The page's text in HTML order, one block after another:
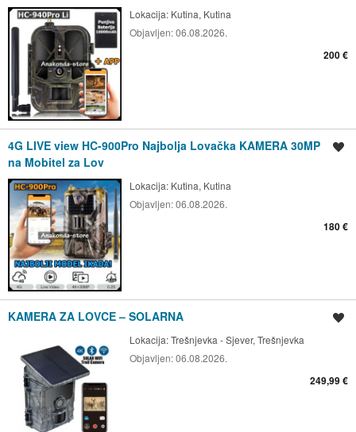
Lokacija: Kutina, Kutina
Objavljen:06.08.2026.
200 €
4G LIVE view HC-900Pro Najbolja Lovačka KAMERA 30MP
na Mobitel za Lov
Lokacija: Kutina, Kutina
Objavljen:06.08.2026.
180 €
KAMERA ZA LOVCE – SOLARNA
Lokacija:Trešnjevka - Sjever, Trešnjevka
Objavljen:06.08.2026.
249,99 €